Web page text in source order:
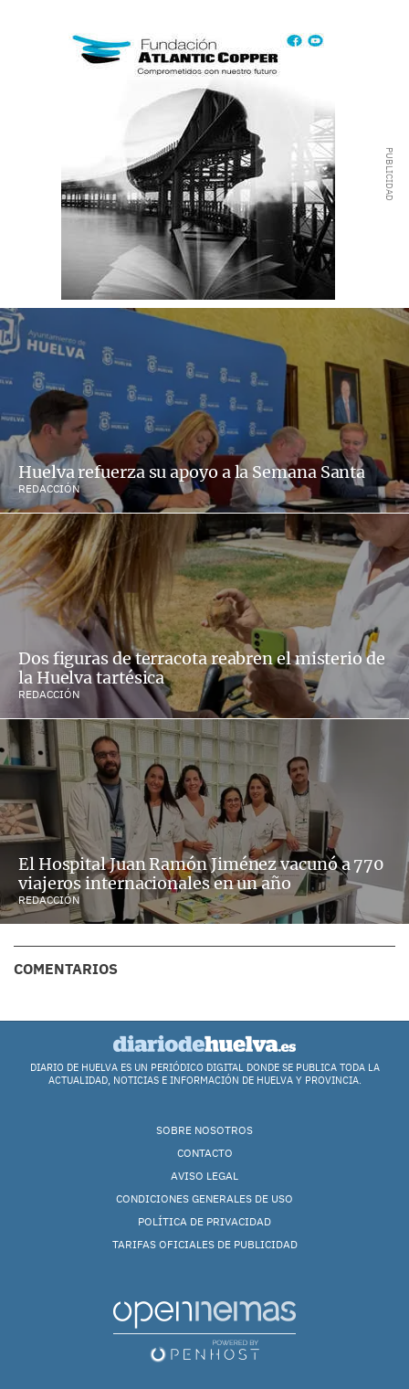
Huelva refuerza su apoyo a la Semana Santa
REDACCIÓN
Dos figuras de terracota reabren el misterio de
la Huelva tartésica
REDACCIÓN
El Hospital Juan Ramón Jiménez vacunó a 770
viajeros internacionales en un año
REDACCIÓN
COMENTARIOS
DIARIO DE HUELVA ES UN PERIÓDICO DIGITAL DONDE SE PUBLICA TODA LA
ACTUALIDAD, NOTICIAS E INFORMACIÓN DE HUELVA Y PROVINCIA.
SOBRE NOSOTROS
CONTACTO
AVISO LEGAL
CONDICIONES GENERALES DE USO
POLÍTICA DE PRIVACIDAD
TARIFAS OFICIALES DE PUBLICIDAD